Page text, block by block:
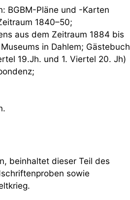
BGBM-Pläne und -Karten
1840–50;
aus dem Zeitraum 1884 bis
in Dahlem; Gästebuch
19.Jh. und 1. Viertel 20. Jh)
beinhaltet dieser Teil des
sowie